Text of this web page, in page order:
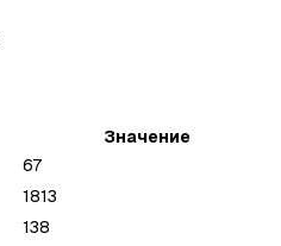
Значение
67
1813
138